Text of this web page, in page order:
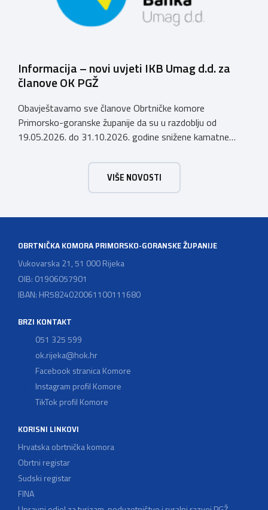
Informacija – novi uvjeti IKB Umag d.d. za
članove OK PGŽ
Obavještavamo sve članove Obrtničke komore
Primorsko-goranske županije da su u razdoblju od
19.05.2026. do 31.10.2026. godine snižene kamatne
kreditna banka Umag d.d. odobrava članovima Obrtničke
komore Primorsko-goranske županije, a temeljem
Sporazuma o poslovnoj suradnji za 2026. godinu
VIŠE NOVOSTI
OBRTNIČKA KOMORA PRIMORSKO-GORANSKE ŽUPANIJE
Vukovarska 21, 51 000 Rijeka
OIB: 01906057901
IBAN: HR5824020061100111680
BRZI KONTAKT
051 325 599
ok.rijeka@hok.hr
Facebook stranica Komore
Instagram profil Komore
TikTok profil Komore
KORISNI LINKOVI
Hrvatska obrtnička komora
Obrtni registar
Sudski registar
FINA